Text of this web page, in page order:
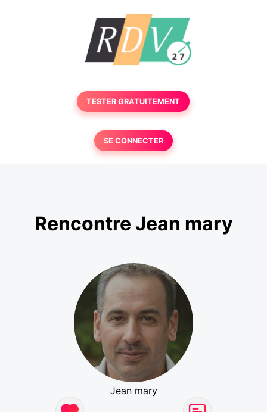
TESTER GRATUITEMENT
SE CONNECTER
Rencontre Jean mary
Jean mary